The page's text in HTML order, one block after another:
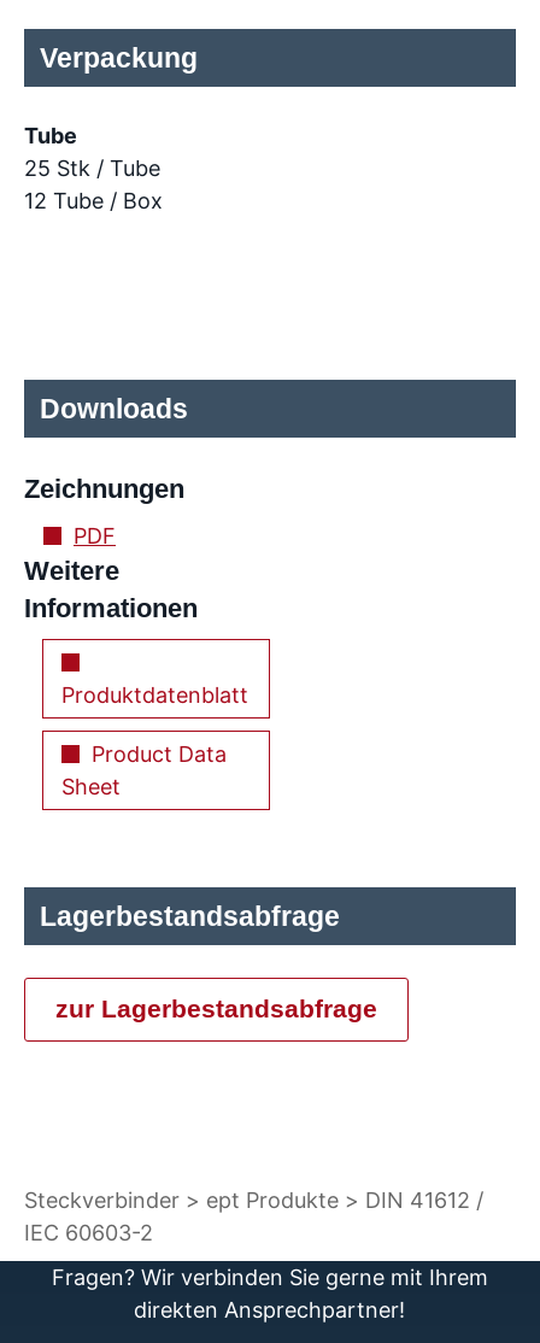
Verpackung
Tube
25 Stk / Tube
12 Tube / Box
Downloads
Zeichnungen
PDF
Weitere
Informationen
Produktdatenblatt
Product Data
Sheet
Lagerbestandsabfrage
zur Lagerbestandsabfrage
Steckverbinder ept Produkte
DIN 41612 /
IEC 60603-2
Fragen? Wir verbinden Sie gerne mit Ihrem
direkten Ansprechpartner!